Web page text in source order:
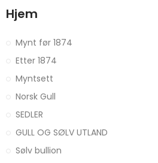
Hjem
Mynt før 1874
Etter 1874
Myntsett
Norsk Gull
SEDLER
GULL OG SØLV UTLAND
Sølv bullion